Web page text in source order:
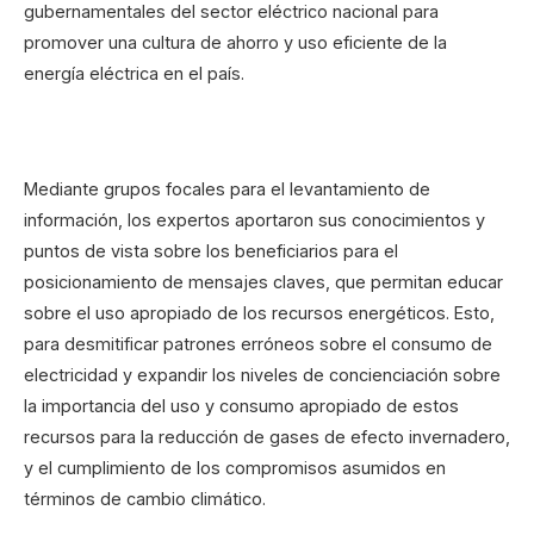
gubernamentales del sector eléctrico nacional para
promover una cultura de ahorro y uso eficiente de la
energía eléctrica en el país.
Mediante grupos focales para el levantamiento de
información, los expertos aportaron sus conocimientos y
puntos de vista sobre los beneficiarios para el
posicionamiento de mensajes claves, que permitan educar
sobre el uso apropiado de los recursos energéticos. Esto,
para desmitificar patrones erróneos sobre el consumo de
electricidad y expandir los niveles de concienciación sobre
la importancia del uso y consumo apropiado de estos
recursos para la reducción de gases de efecto invernadero,
y el cumplimiento de los compromisos asumidos en
términos de cambio climático.